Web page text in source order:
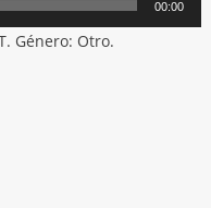
00:00
Género: Otro.